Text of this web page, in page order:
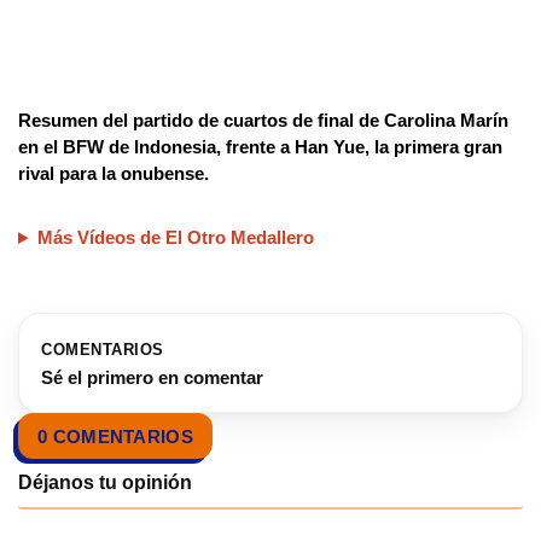
Resumen del partido de cuartos de final de Carolina Marín
en el BFW de Indonesia, frente a Han Yue, la primera gran
rival para la onubense.
Más Vídeos de El Otro Medallero
COMENTARIOS
Sé el primero en comentar
0 COMENTARIOS